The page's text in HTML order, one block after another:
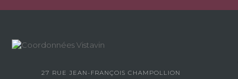
27 RUE JEAN-FRANÇOIS CHAMPOLLION